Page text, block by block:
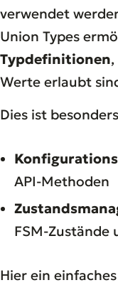
verwendet
Union Types
Typdefinitionen
Werte erlaubt
Dies ist
API-Methoden
FSM-Zustände
Hier ein